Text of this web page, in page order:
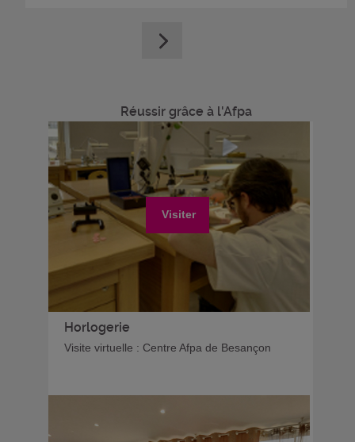
Réussir grâce à l'Afpa
Visiter
Horlogerie
Visite virtuelle : Centre Afpa de Besançon